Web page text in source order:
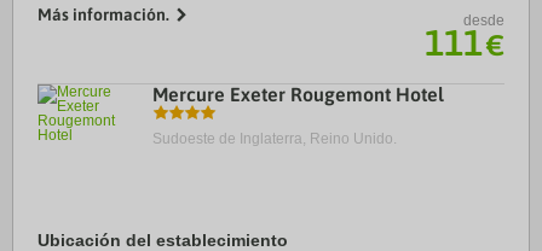
este hotel con spa se encuentra a 8,9 km ...
Más información. desde
111€
Mercure Exeter Rougemont Hotel
Sudoeste de Inglaterra, Reino Unido.
Ubicación del establecimiento